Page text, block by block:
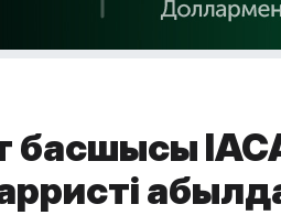
басшысы